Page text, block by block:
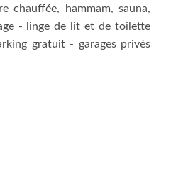
chauffée, hammam, sauna,
- linge de lit et de toilette
gratuit - garages privés